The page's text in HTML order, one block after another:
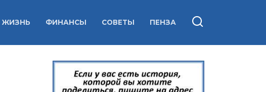
ЖИЗНЬ ФИНАНСЫ СОВЕТЫ ПЕНЗА